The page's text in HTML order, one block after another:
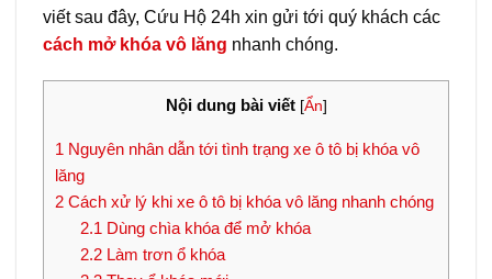
viết sau đây, Cứu Hộ 24h xin gửi tới quý khách các
cách mở khóa vô lăng nhanh chóng.
Nội dung bài viết [Ẩn]
1 Nguyên nhân dẫn tới tình trạng xe ô tô bị khóa vô
lăng
2 Cách xử lý khi xe ô tô bị khóa vô lăng nhanh chóng
2.1 Dùng chìa khóa để mở khóa
2.2Làm trơn ổ khóa